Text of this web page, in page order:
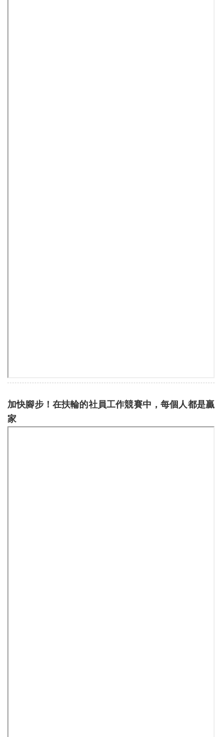
加快腳步！在扶輪的社員工作競賽中，每個人都是贏
家